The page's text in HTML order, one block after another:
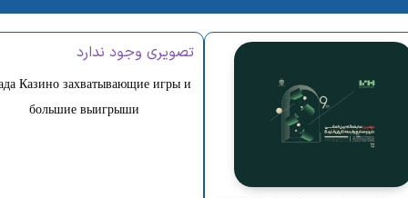
تصویری وجود ندارد
Казино захватывающие игры и
большие выигрыши